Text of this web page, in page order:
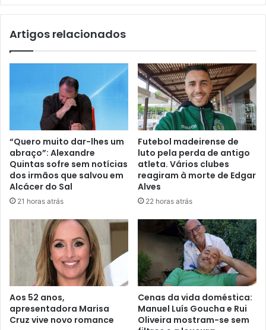
Artigos relacionados
“Quero muito dar-lhes um
abraço”: Alexandre
Quintas sofre sem notícias
dos irmãos que salvou em
Alcácer do Sal
21 horas atrás
Futebol madeirense de
luto pela perda de antigo
atleta. Vários clubes
reagiram à morte de Edgar
Alves
22 horas atrás
Aos 52 anos,
apresentadora Marisa
Cruz vive novo romance
Cenas da vida doméstica:
Manuel Luís Goucha e Rui
Oliveira mostram-se sem